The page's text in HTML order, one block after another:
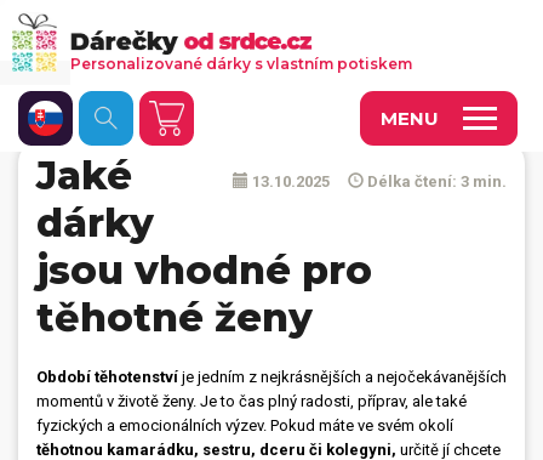
MENU
Fotoobrazy a dekorace
Kalendáře s vlastními fotkami
Trička a oděvy
Personalizované hry
Hrnečky a keramika
Doplňky do kanceláře, domácnosti, auta
Personalizované dárky s vlastním potiskem
13.10.2025 Délka čtení: 3 min.
Jaké
dárky
jsou vhodné pro
těhotné ženy
Období těhotenství je jedním z nejkrásnějších a nejočekávanějších
momentů v životě ženy. Je to čas plný radosti, příprav, ale také
fyzických a emocionálních výzev. Pokud máte ve svém okolí
těhotnou kamarádku, sestru, dceru či kolegyni, určitě jí chcete